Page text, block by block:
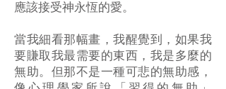
應該接受神永恆的愛。
當我細看那幅畫，我醒覺到，如果我
要賺取我最需要的東西，我是多麼的
無助。但那不是一種可悲的無助感，